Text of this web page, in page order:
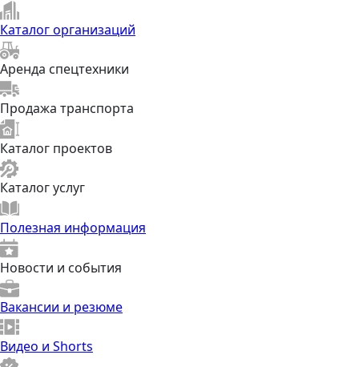
Каталог организаций
Аренда спецтехники
Продажа транспорта
Каталог проектов
Каталог услуг
Полезная информация
Новости и события
Вакансии и резюме
Видео и Shorts